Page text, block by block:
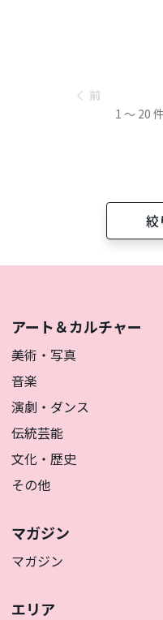
前
1 ～ 20
絞
アート＆カルチャー
美術・写真
音楽
演劇・ダンス
伝統芸能
文化・歴史
その他
マガジン
マガジン
エリア